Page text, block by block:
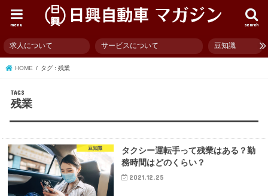
search
menu
求人について サービスについて 豆知識
HOME タグ : 残業
残業
豆知識
タクシー運転手って残業はある？勤
務時間はどのくらい？
2021.12.25